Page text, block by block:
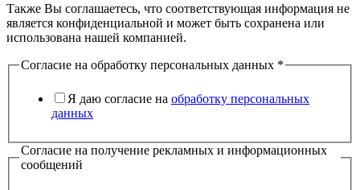
Также Вы соглашаетесь, что соответствующая информация не
является конфиденциальной и может быть сохранена или
использована нашей компанией.
Согласие на обработку персональных данных *
Я даю согласие на обработку персональных
данных
Согласие на получение рекламных и информационных
сообщений